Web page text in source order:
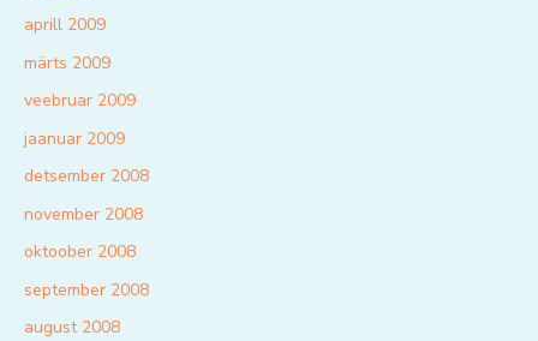
aprill 2009
märts 2009
veebruar 2009
jaanuar 2009
detsember 2008
november 2008
oktoober 2008
september 2008
august 2008